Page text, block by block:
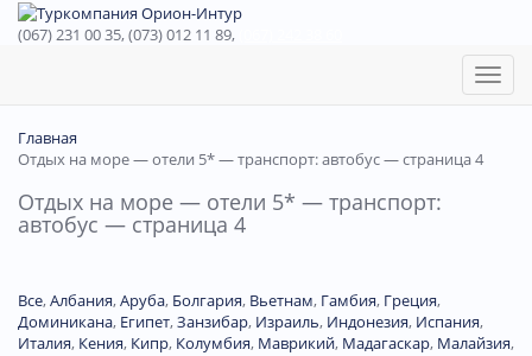
(067) 231 00 35, (073) 012 11 89,
Toggle
Главная
Отдых на море — отели 5* — транспорт: автобус — страница 4
Отдых на море — отели 5* — транспорт:
автобус — страница 4
Все,Албания,Аруба, Болгария, Вьетнам, Гамбия, Греция,
Доминиканa, Египет,Занзибар, Израиль, Индонезия, Испания,
Италия, Кения, Кипр, Колумбия, Маврикий, Мадагаскар, Малайзия,